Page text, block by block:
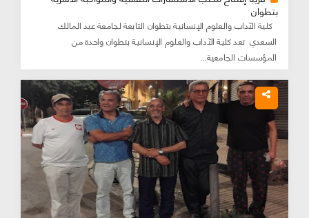
بتطوان
كلية الآداب والعلوم الإنسانية بتطوان التابعة لجامعة عبد المالك
السعدي تعد كلية الآداب والعلوم الإنسانية بتطوان واحدة من
المؤسسات الجامعية...